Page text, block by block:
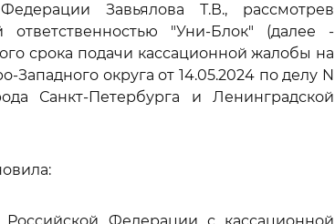
Завьялова Т.В., рассмотрев
ответственностью "Уни-Блок" (далее -
срока подачи кассационной жалобы на
округа от 14.05.2024 по делу N
Санкт-Петербурга и Ленинградской